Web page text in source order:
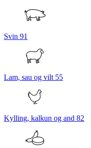
Svin 91
Lam, sau og vilt 55
Kylling, kalkun og and 82